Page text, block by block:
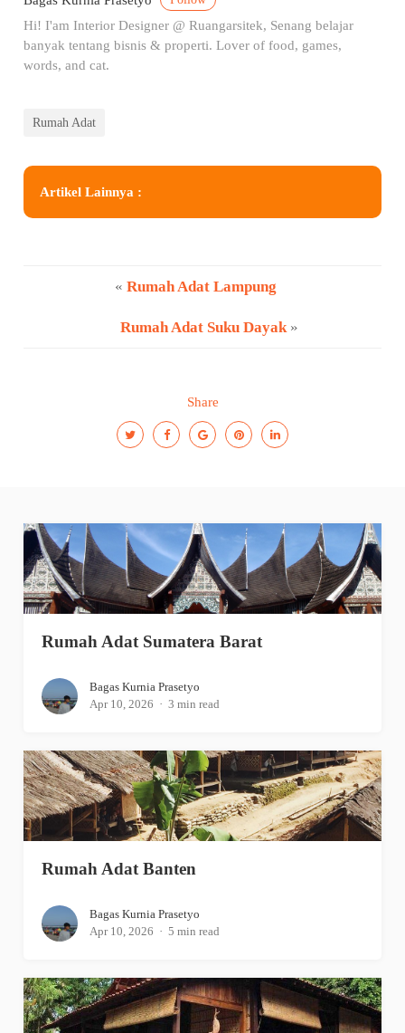
Share
Hi! I'am Interior Designer @ Ruangarsitek, Senang belajar
banyak tentang bisnis & properti. Lover of food, games,
words, and cat.
Rumah Adat
Artikel Lainnya :
« Rumah Adat Lampung
Rumah Adat Suku Dayak»
Rumah Adat Sumatera Barat
Bagas Kurnia Prasetyo
Apr 10, 2026
3 min read
Rumah Adat Banten
Bagas Kurnia Prasetyo
Apr 10, 2026
5 min read